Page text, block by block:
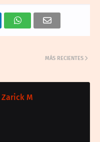
MÁS RECIENTES
Zarick M